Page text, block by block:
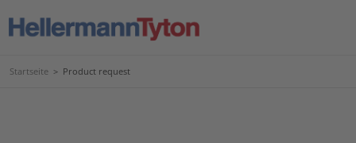
Startseite > Product request